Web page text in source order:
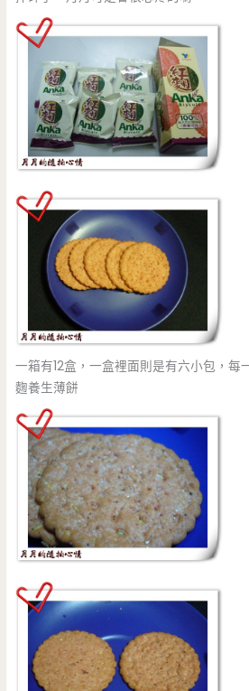
一箱有12盒，一盒裡面則是有六小包，每
麴養生薄餅